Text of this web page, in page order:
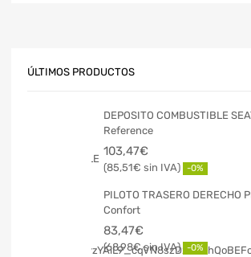
ÚLTIMOS PRODUCTOS
DEPOSITO COMBUSTIBLE
Reference
103,47€
85,51€ -0%
PILOTO TRASERO DERECHO
Confort
83,47€
68,98€ -0%